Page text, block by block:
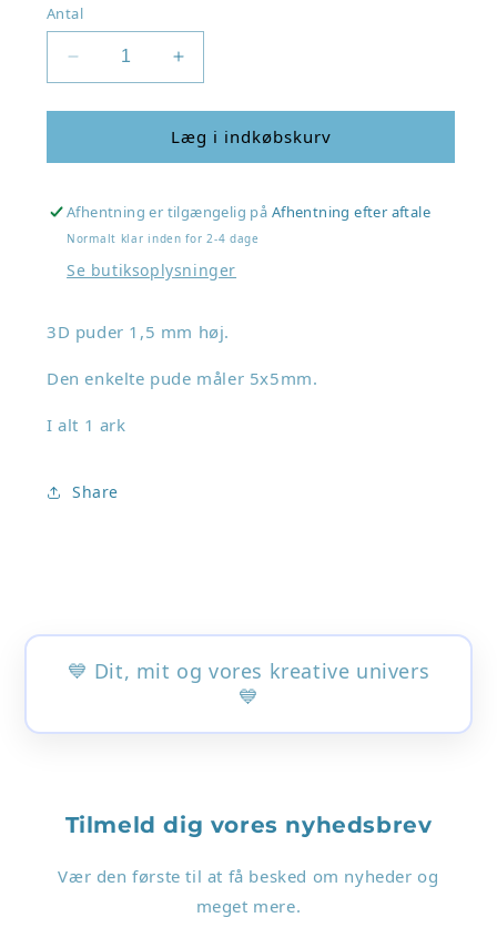
Antal
Reducer
antallet
for
ark
puder
1,5
Øg
antallet
for
1
ark
puder
1,5
Læg i indkøbskurv
Afhentning er tilgængelig på Afhentning efter aftale
Normalt klar inden for 2-4 dage
Se butiksoplysninger
3D puder 1,5 mm høj.
Den enkelte pude måler 5x5mm.
I alt 1 ark
Share
💙 Dit, mit og vores kreative univers
💙
Tilmeld dig vores nyhedsbrev
Vær den første til at få besked om nyheder og
meget mere.
Login påkrævet